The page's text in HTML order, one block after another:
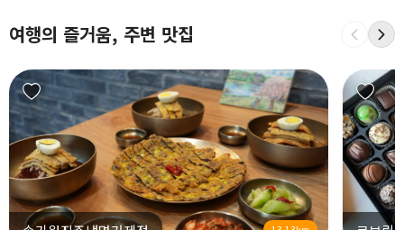
여행의 즐거움, 주변 맛집